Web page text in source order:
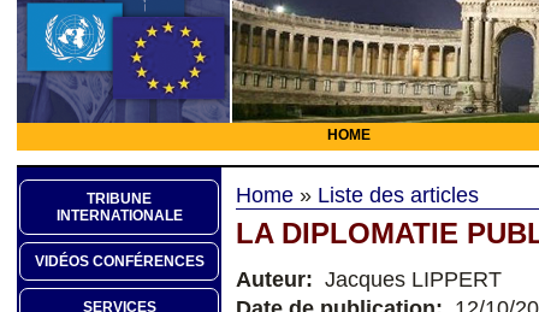
HOME
TRIBUNE
INTERNATIONALE
VIDÉOS CONFÉRENCES
SERVICES
Home » Liste des articles
LA DIPLOMATIE
Auteur: Jacques LIPPERT